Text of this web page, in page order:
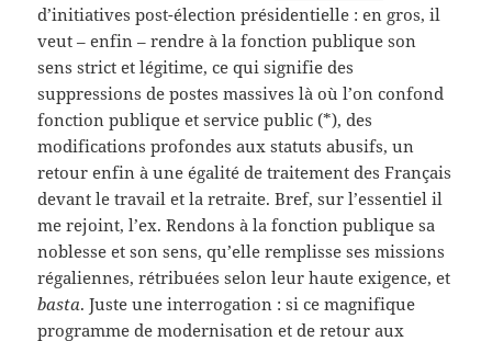
d’initiatives post-élection présidentielle : en gros, il
veut – enfin – rendre à la fonction publique son
sens strict et légitime, ce qui signifie des
suppressions de postes massives là où l’on confond
fonction publique et service public (*), des
modifications profondes aux statuts abusifs, un
retour enfin à une égalité de traitement des Français
devant le travail et la retraite. Bref, sur l’essentiel il
me rejoint, l’ex. Rendons à la fonction publique sa
noblesse et son sens, qu’elle remplisse ses missions
régaliennes, rétribuées selon leur haute exigence, et
basta. Juste une interrogation : si ce magnifique
programme de modernisation et de retour aux